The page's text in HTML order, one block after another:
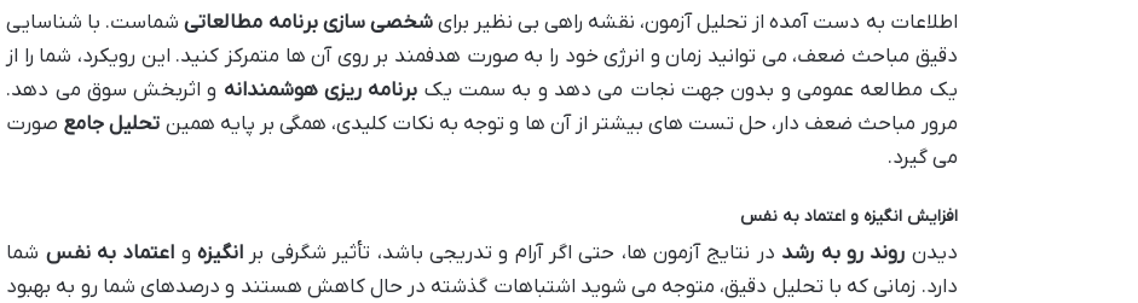
اطلاعات به دست آمده از تحلیل آزمون، نقشه راهی بی نظیر برایشخصی سازی برنامه مطالعاتیشماست. با شناسایی
دقیق مباحث ضعف، می توانید زمان و انرژی خود را به صورت هدفمند بر روی آن ها متمرکز کنید. این رویکرد، شما را از
یک مطالعه عمومی و بدون جهت نجات می دهد و به سمت یک برنامه ریزی هوشمندانه و اثربخش سوق می دهد.
مرور مباحث ضعف دار، حل تست های بیشتر از آن ها و توجه به نکات کلیدی، همگی بر پایه همین تحلیل جامع صورت
می گیرد.
افزایش انگیزه و اعتماد به نفس
دیدن روند رو به رشد در نتایج آزمون ها، حتی اگر آرام و تدریجی باشد، تأثیر شگرفی بر انگیزهو اعتماد به نفس شما
دارد. زمانی که با تحلیل دقیق، متوجه می شوید اشتباهات گذشته در حال کاهش هستند و درصدهای شما رو به بهبود